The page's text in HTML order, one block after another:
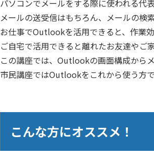
パソコンでメールをする際に使われる代
メールの送受信はもちろん、メールの検
お仕事でOutlookを活用できると、作業
ご自宅で活用できると離れたお友達やご
この講座では、Outlookの画面構成から
市民講座ではOutlookをこれから使う方
こんな方にオススメ！